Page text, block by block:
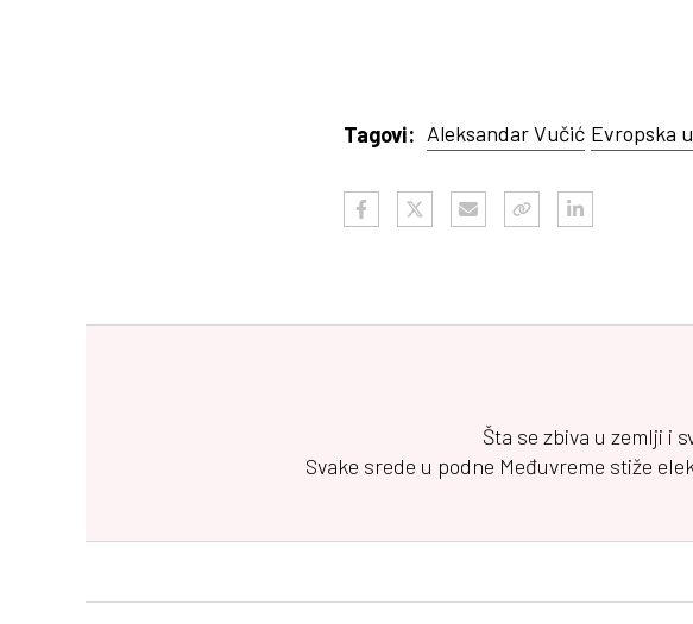
Tagovi: Aleksandar Vučić Evropska
Šta se zbiva u zemlji i
Svake srede u podne Međuvreme stiže